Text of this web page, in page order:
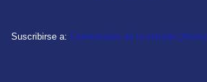
Suscribirse a: Comentarios de la entrada (Atom)